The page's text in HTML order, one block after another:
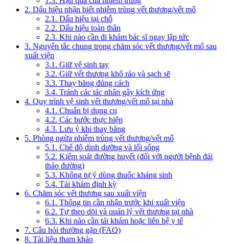
2. Dấu hiệu nhận biết nhiễm trùng vết thương/vết mổ
2.1. Dấu hiệu tại chỗ
2.2. Dấu hiệu toàn thân
2.3. Khi nào cần đi khám bác sĩ ngay lập tức
3. Nguyên tắc chung trong chăm sóc vết thương/vết mổ sau
xuất viện
3.1. Giữ vệ sinh tay
3.2. Giữ vết thương khô ráo và sạch sẽ
3.3. Thay băng đúng cách
3.4. Tránh các tác nhân gây kích ứng
4. Quy trình vệ sinh vết thương/vết mổ tại nhà
4.1. Chuẩn bị dụng cụ
4.2. Các bước thực hiện
4.3. Lưu ý khi thay băng
5. Phòng ngừa nhiễm trùng vết thương/vết mổ
5.1. Chế độ dinh dưỡng và lối sống
5.2. Kiểm soát đường huyết (đối với người bệnh đái
tháo đường)
5.3. Không tự ý dùng thuốc kháng sinh
5.4. Tái khám định kỳ
6. Chăm sóc vết thương sau xuất viện
6.1. Thông tin cần nhận trước khi xuất viện
6.2. Tự theo dõi và quản lý vết thương tại nhà
6.3. Khi nào cần tái khám hoặc liên hệ y tế
7. Câu hỏi thường gặp (FAQ)
8. Tài liệu tham khảo